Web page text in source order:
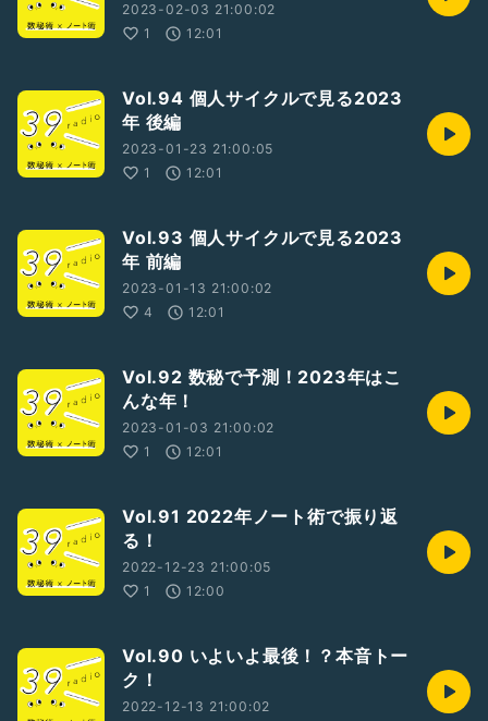
2023-02-03 21:00:02
1
12:01
Vol.94 個人サイクルで見る2023
年 後編
2023-01-23 21:00:05
1
12:01
Vol.93 個人サイクルで見る2023
年 前編
2023-01-13 21:00:02
4
12:01
Vol.92 数秘で予測！2023年はこ
んな年！
2023-01-03 21:00:02
1
12:01
Vol.91 2022年ノート術で振り返
る！
2022-12-23 21:00:05
1
12:00
Vol.90 いよいよ最後！？本音トー
ク！
2022-12-13 21:00:02